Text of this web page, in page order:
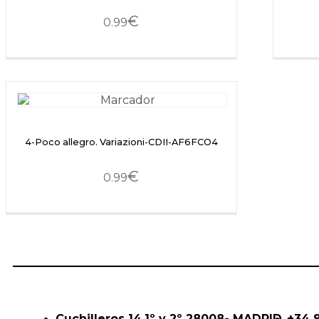
0.99€
4-Poco allegro. Variazioni-CDII-AF6FCO4
0.99€